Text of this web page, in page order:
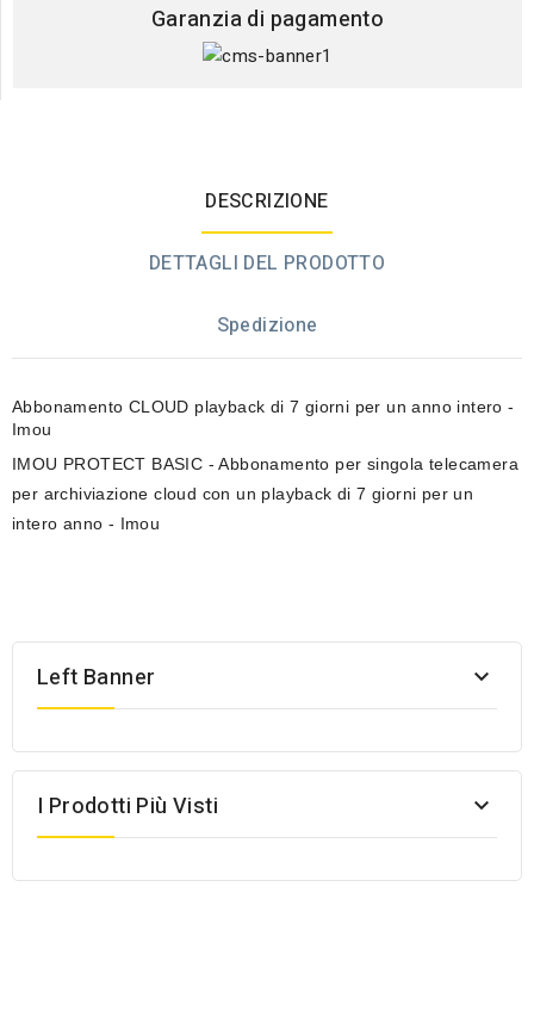
Garanzia di pagamento
DESCRIZIONE
DETTAGLI DEL PRODOTTO
Spedizione
Abbonamento CLOUD playback di 7 giorni per un anno intero -
Imou
IMOU PROTECT BASIC - Abbonamento per singola telecamera
per archiviazione cloud con un playback di 7 giorni per un
intero anno - Imou
Left Banner 
I Prodotti Più Visti 